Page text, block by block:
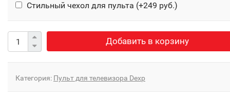
Стильный чехол для пульта (+249 руб.)
Добавить в корзину
Категория: Пульт для телевизора Dexp